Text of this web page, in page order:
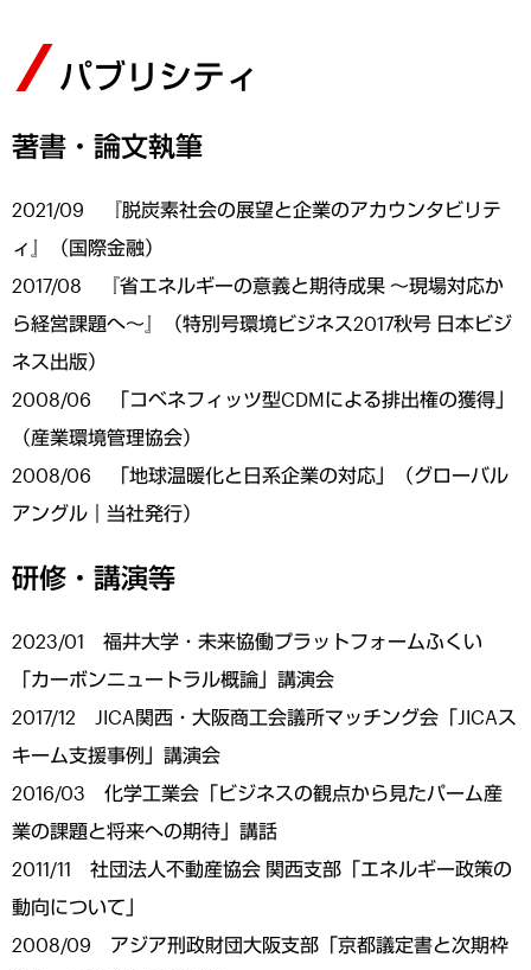
パブリシティ
著書・論文執筆
2021/09 『脱炭素社会の展望と企業のアカウンタビリテ
ィ』（国際金融）
2017/08 『省エネルギーの意義と期待成果 ～現場対応か
ら経営課題へ～』（特別号環境ビジネス2017秋号 日本ビジ
ネス出版）
2008/06 「コベネフィッツ型CDMによる排出権の獲得」
（産業環境管理協会）
2008/06 「地球温暖化と日系企業の対応」（グローバル
アングル｜当社発行）
研修・講演等
2023/01 福井大学・未来協働プラットフォームふくい
「カーボンニュートラル概論」講演会
2017/12 JICA関西・大阪商工会議所マッチング会「JICAス
キーム支援事例」講演会
2016/03 化学工業会「ビジネスの観点から見たパーム産
業の課題と将来への期待」講話
2011/11 社団法人不動産協会 関西支部「エネルギー政策の
動向について」
2008/09 アジア刑政財団大阪支部「京都議定書と次期枠